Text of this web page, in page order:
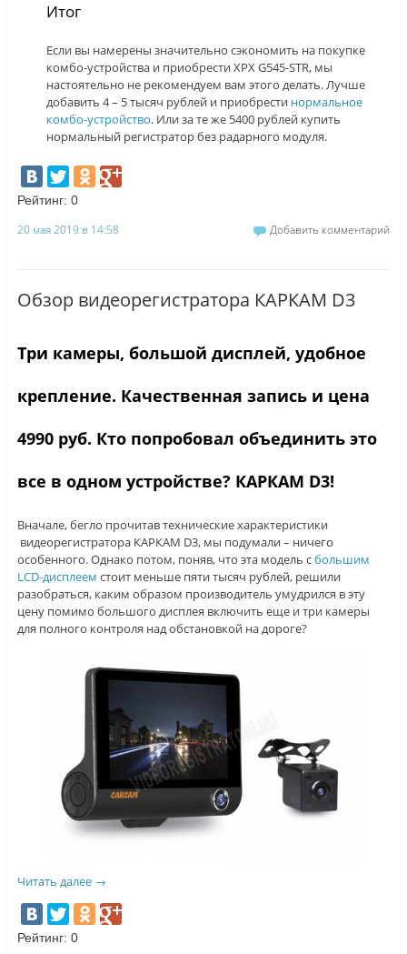
Итог
Если вы намерены значительно сэкономить на покупке
комбо-устройства и приобрести XPX G545-STR, мы
настоятельно не рекомендуем вам этого делать. Лучше
добавить 4 – 5 тысяч рублей и приобрести нормальное
комбо-устройство. Или за те же 5400 рублей купить
нормальный регистратор без радарного модуля.
Рейтинг: 0
20 мая 2019 в 14:58 Добавить комментарий
Обзор видеорегистратора КАРКАМ D3
Три камеры, большой дисплей, удобное
крепление. Качественная запись и цена
4990 руб. Кто попробовал объединить это
все в одном устройстве? КАРКАМ D3!
Вначале, бегло прочитав технические характеристики
видеорегистратора КАРКАМ D3, мы подумали – ничего
особенного. Однако потом, поняв, что эта модель сбольшим
LCD-дисплеем стоит меньше пяти тысяч рублей, решили
разобраться, каким образом производитель умудрился в эту
цену помимо большого дисплея включить еще и три камеры
для полного контроля над обстановкой на дороге?
Читать далее →
Рейтинг: 0